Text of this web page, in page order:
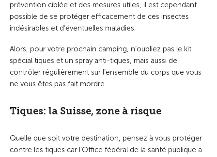
prévention ciblée et des mesures utiles, il est cependant
possible de se protéger efficacement de ces insectes
indésirables et d’éventuelles maladies.
Alors, pour votre prochain camping, n’oubliez pas le kit
spécial tiques et un spray anti-tiques, mais aussi de
contrôler régulièrement sur l’ensemble du corps que vous
ne vous êtes pas fait mordre.
Tiques: la Suisse, zone à risque
Quelle que soit votre destination, pensez à vous protéger
contre les tiques car l’Office fédéral de la santé publique a